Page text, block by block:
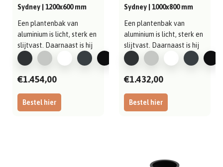
Sydney | 1200x600 mm
Een plantenbak van
aluminium is licht, sterk en
slijtvast. Daarnaast is hij
gema..
Bestel hier
€1.454,00
Sydney | 1000x800 mm
Een plantenbak van
aluminium is licht, sterk en
slijtvast. Daarnaast is hij
gema..
Bestel hier
€1.432,00